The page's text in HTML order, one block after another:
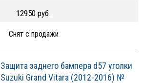
12950 руб.
Снят с продажи
Защита заднего бампера d57 уголки
Suzuki Grand Vitara (2012-2016) №